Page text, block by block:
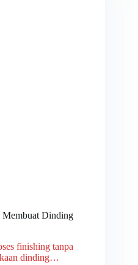
Membuat Dinding
finishing tanpa
dinding…